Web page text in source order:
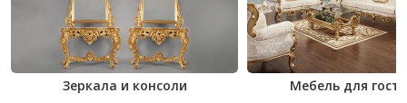
Зеркала и консоли Мебель для